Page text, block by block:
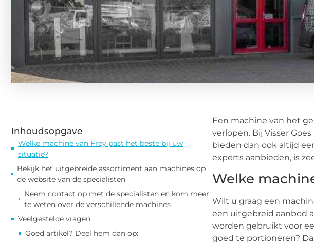
Inhoudsopgave
Welke machine van Frey past het beste bij uw
situatie?
Bekijk het uitgebreide assortiment aan machines op
de website van de specialisten
Neem contact op met de specialisten en kom meer
te weten over de verschillende machines
Veelgestelde vragen
Goed artikel? Deel hem dan op:
Een machine van het
verlopen. Bij Visser
bieden dan ook altijd
experts aanbieden, is
Welke
Wilt u graag een
een uitgebreid aanbod
worden gebruikt voor
goed te portioneren?